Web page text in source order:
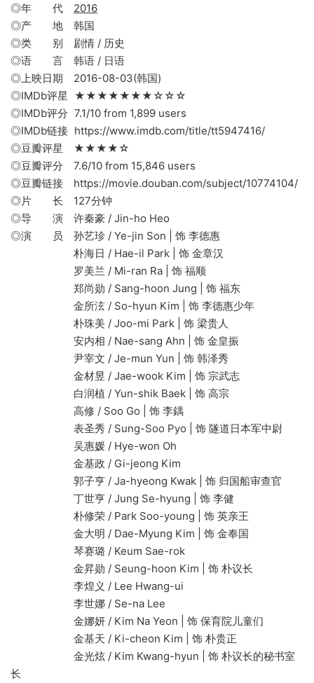
◎年 代 2016
◎产 地 韩国
◎类 别 剧情 / 历史
◎语 言 韩语 / 日语
◎上映日期 2016-08-03(韩国)
◎IMDb评星 ★★★★★★★☆☆☆
◎IMDb评分 7.1/10 from 1,899 users
◎IMDb链接 https://www.imdb.com/title/tt5947416/
◎豆瓣评星 ★★★★☆
◎豆瓣评分 7.6/10 from 15,846 users
◎豆瓣链接 https://movie.douban.com/subject/10774104/
◎片 长 127分钟
◎导 演 许秦豪 / Jin-ho Heo
◎演 员 孙艺珍 / Ye-jin Son | 饰 李德惠
朴海日 / Hae-il Park | 饰 金章汉
罗美兰 / Mi-ran Ra | 饰 福顺
郑尚勋 / Sang-hoon Jung | 饰 福东
金所泫 / So-hyun Kim | 饰 李德惠少年
朴珠美 / Joo-mi Park | 饰 梁贵人
安内相 / Nae-sang Ahn | 饰 金皇振
尹宰文 / Je-mun Yun | 饰 韩泽秀
金材昱 / Jae-wook Kim | 饰 宗武志
白润植 / Yun-shik Baek | 饰 高宗
高修 / Soo Go | 饰 李鍝
表圣秀 / Sung-Soo Pyo | 饰 隧道日本军中尉
吴惠媛 / Hye-won Oh
金基政 / Gi-jeong Kim
郭子亨 / Ja-hyeong Kwak | 饰 归国船审查官
丁世亨 / Jung Se-hyung | 饰 李健
朴修荣 / Park Soo-young | 饰 英亲王
金大明 / Dae-Myung Kim | 饰 金奉国
琴赛璐 / Keum Sae-rok
金昇勋 / Seung-hoon Kim | 饰 朴议长
李煌义 / Lee Hwang-ui
李世娜 / Se-na Lee
金娜妍 / Kim Na Yeon | 饰 保育院儿童们
金基天 / Ki-cheon Kim | 饰 朴贵正
金光炫 / Kim Kwang-hyun | 饰 朴议长的秘书室
长